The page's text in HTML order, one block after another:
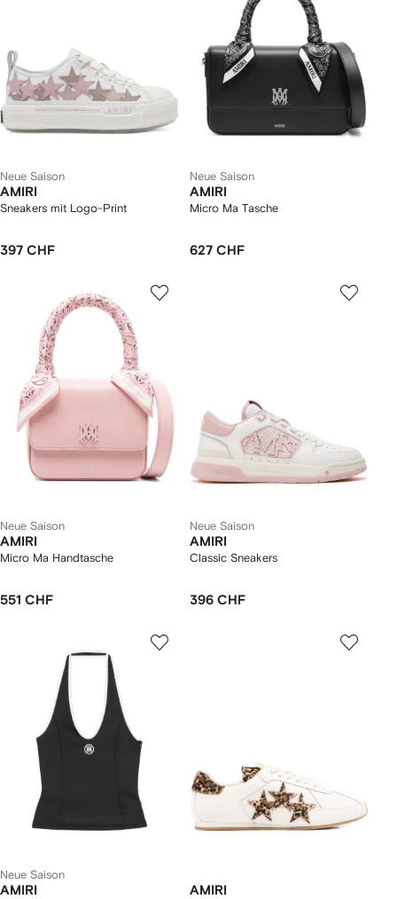
Neue Saison
AMIRI
Sneakers mit Logo-Print
397 CHF
Neue Saison
AMIRI
Micro Ma Tasche
627 CHF
Neue Saison
AMIRI
Micro Ma Handtasche
551 CHF
Neue Saison
AMIRI
Classic Sneakers
396 CHF
Neue Saison
AMIRI AMIRI